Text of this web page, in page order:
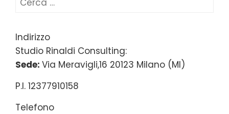
Indirizzo
Studio Rinaldi Consulting:
Sede: Via Meravigli,16 20123 Milano (MI)
P.I. 12377910158
Telefono